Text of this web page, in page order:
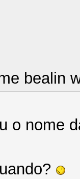
bealin
o nome